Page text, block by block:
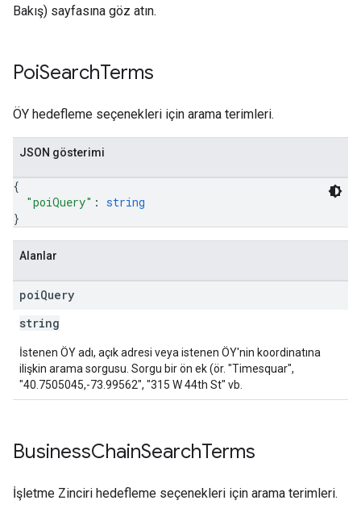
Bakış) sayfasına göz atın.
PoiSearchTerms
ÖY hedefleme seçenekleri için arama terimleri.
JSON gösterimi
{
"poiQuery" : string
}
Alanlar
poiQuery
string
İstenen ÖY adı, açık adresi veya istenen ÖY'nin koordinatına
ilişkin arama sorgusu. Sorgu bir ön ek (ör. "Timesquar",
"40.7505045,-73.99562", "315 W 44th St" vb.
BusinessChainSearchTerms
İşletme Zinciri hedefleme seçenekleri için arama terimleri.